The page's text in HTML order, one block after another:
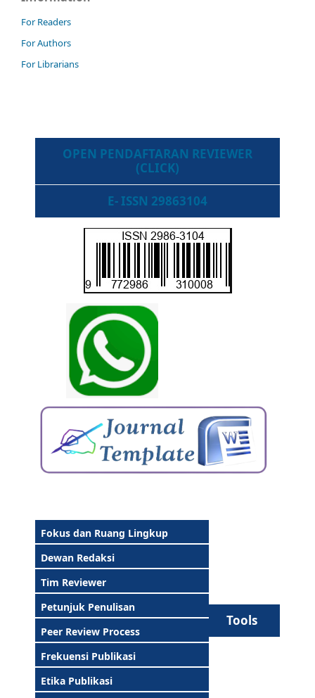
For Readers
For Authors
For Librarians
OPEN PENDAFTARAN REVIEWER
(CLICK)
E- ISSN 29863104
Fokus dan Ruang Lingkup
Dewan Redaksi
Tim Reviewer
Petunjuk Penulisan
Peer Review Process
Frekuensi Publikasi
Etika Publikasi
Tools